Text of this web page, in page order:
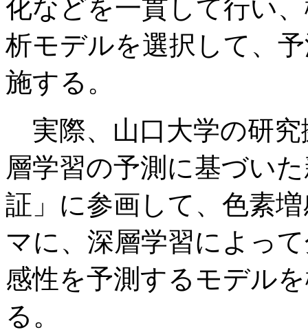
化などを一貫して行い
析モデルを選択して、
施する。
実際、山口大学の研究
層学習の予測に基づい
証」に参画して、色素
マに、深層学習によっ
感性を予測するモデル
る。